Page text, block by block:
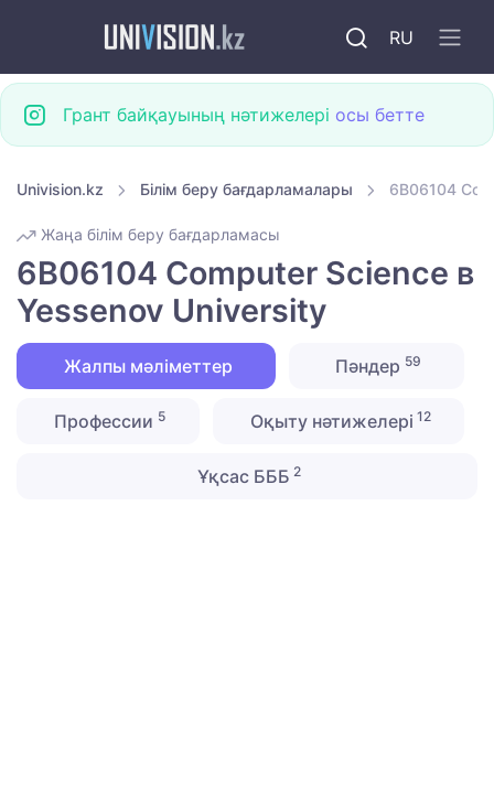
RU
Грант байқауының нәтижелері осы бетте
Univision.kz Білім беру бағдарламалары 6B06104
Жаңа білім беру бағдарламасы
6B06104 Computer Science в
Yessenov University
Жалпы мәліметтер Пәндер 59
Профессии 5 Оқыту нәтижелері 12
Ұқсас БББ 2